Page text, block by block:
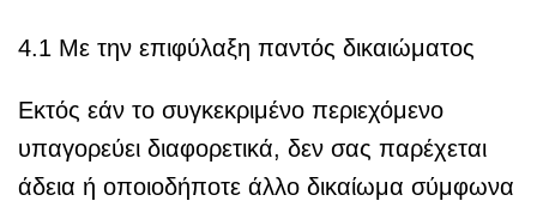
4.1 Με την επιφύλαξη παντός δικαιώματος
Εκτός εάν το συγκεκριμένο περιεχόμενο
υπαγορεύει διαφορετικά, δεν σας παρέχεται
άδεια ή οποιοδήποτε άλλο δικαίωμα σύμφωνα